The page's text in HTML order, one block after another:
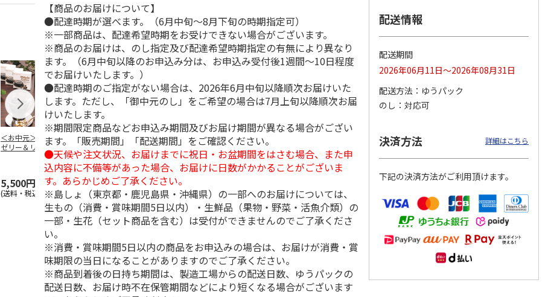
＜お中元＞コーヒー
ゼリー＆リキッドコ
5,500円
(送料・税込)
＜お中元＞無糖アイ
スコーヒー４本
3,780円
(送料・税込)
＜お中元＞無糖アイ
スコーヒー１２本
6,980円
(送料・税込)
mikiya coffee
『With Flowers』
黄…
(送料・税込)
＜お中元＞アイスコ
(送料・税込)
スターバックス オ
リガミドリップコー
ヒーギフトＡ【弔事
1,580円
mikiya coffee
『With Flowers』
赤…
2,210円
(送料・税込)
【商品のお届けについて】
●配達時期が選べます。（6月中旬～8月下旬の時期指定可）
※一部商品は、配達希望時期をお受けできない場合がございます。
※商品のお届けは、のし指定及び配達希望時期指定の有無により異なり
ます。（6月中旬以降のお申込み分は、お申込み受付後1週間～10日程度
でお届けいたします。）
●配達時期のご指定がない場合は、2026年6月中旬以降順次お届けいた
します。ただし、「御中元のし」をご希望の場合は7月上旬以降順次お届
けいたします。
※期間限定商品などお申込み期間及びお届け期間が異なる場合がござい
ます。「販売期間」「配送期間」をご確認ください。
●天候や注文状況、お届けまでに祝日・お盆期間をはさむ場合、また申
込内容に不備等があった場合、お届けに日数がかかることがございま
す。あらかじめご了承ください。
※島しょ（東京都・鹿児島県・沖縄県）の一部へのお届けについては、
生もの（消費・賞味期間5日以内）・生鮮品（果物・野菜・活魚介類）の
一部・生花（セット商品を含む）は受付ができませんのでご了承くださ
い。
※消費・賞味期間5日以内の商品をお申込みの場合は、お届けが消費・賞
味期限の当日になることがありますのでご了承ください。
※商品到着後の日持ち期間は、製造工場からの配送日数、ゆうパックの
配送日数、お届け時不在保管期間などにより短くなる場合がございます
配送情報
配送期間
2026年06月11日～2026年08月31日
配送方法
ゆうパック
のし
対応可
決済方法 詳細はこちら
下記の決済方法がご利用頂けます。